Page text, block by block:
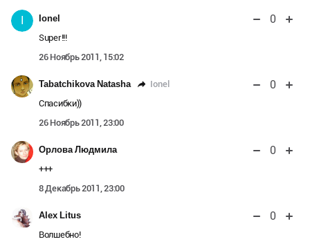
I Ionel 0
Super!!!
26 Ноябрь 2011, 15:02
Tabatchikova Natasha Ionel 0
Спасибки))
26 Ноябрь 2011, 23:00
Орлова Людмила 0
+++
8 Декабрь 2011, 23:00
Alex Litus 0
Волшебно!